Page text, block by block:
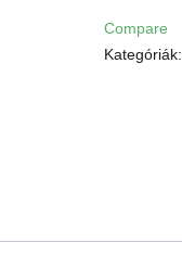
(black/grey)
mennyiség
Compare
Kategóriák: